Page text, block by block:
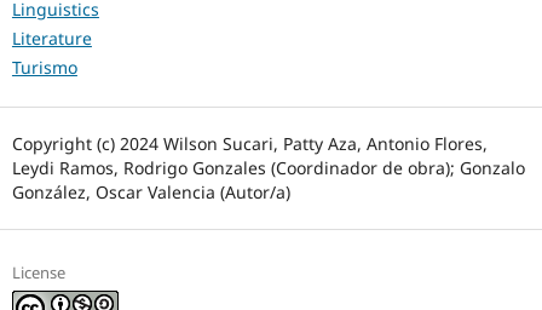
Linguistics
Literature
Turismo
Copyright (c) 2024 Wilson Sucari, Patty Aza, Antonio Flores,
Leydi Ramos, Rodrigo Gonzales (Coordinador de obra); Gonzalo
González, Oscar Valencia (Autor/a)
License